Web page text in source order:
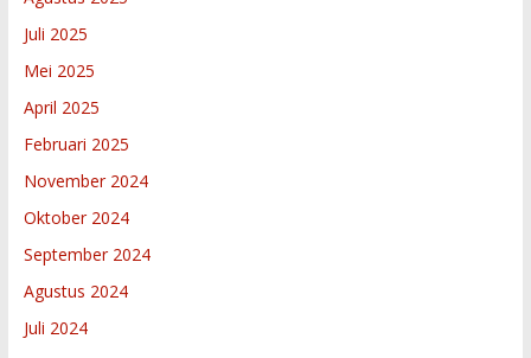
Juli 2025
Mei 2025
April 2025
Februari 2025
November 2024
Oktober 2024
September 2024
Agustus 2024
Juli 2024